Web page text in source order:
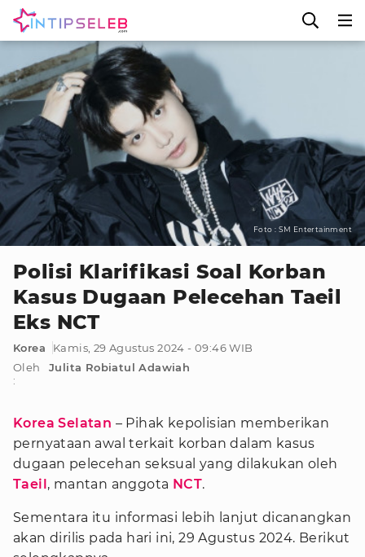
Foto : SM Entertainment
Polisi Klarifikasi Soal Korban
Kasus Dugaan Pelecehan Taeil
Eks NCT
Korea
Kamis, 29 Agustus 2024 - 09:46 WIB
Oleh
:
Julita Robiatul Adawiah
Korea Selatan – Pihak kepolisian memberikan
pernyataan awal terkait korban dalam kasus
dugaan pelecehan seksual yang dilakukan oleh
Taeil, mantan anggota NCT.
Sementara itu informasi lebih lanjut dicanangkan
akan dirilis pada hari ini, 29 Agustus 2024. Berikut